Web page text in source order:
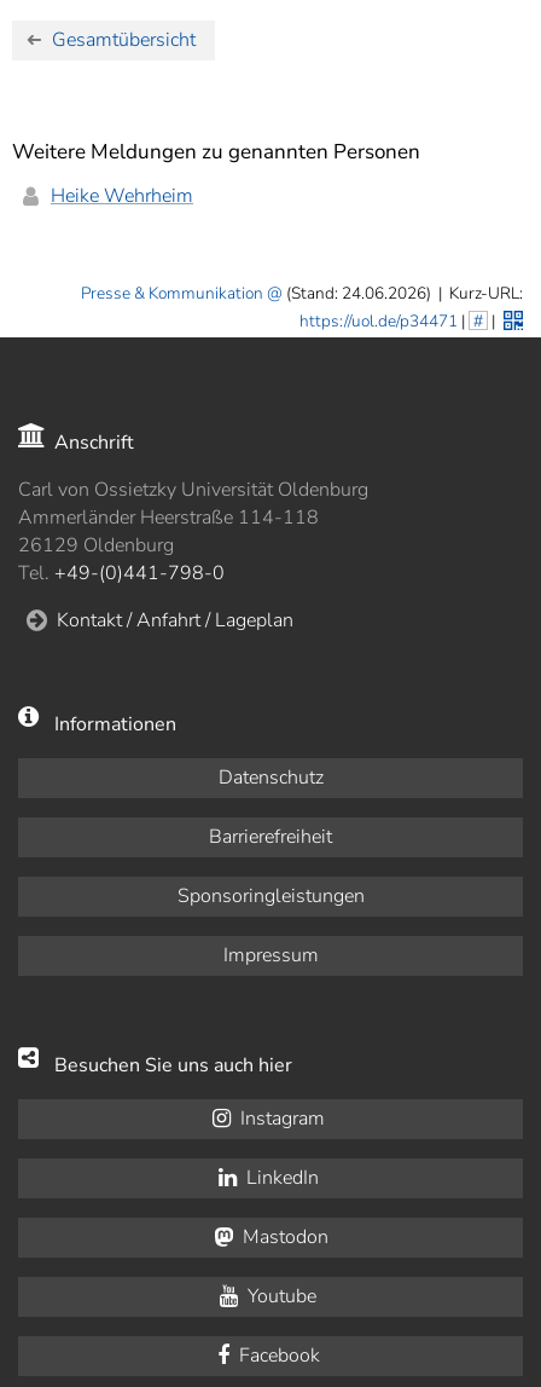
Gesamtübersicht
Weitere Meldungen zu genannten Personen
Heike Wehrheim
Presse & Kommunikation (Stand: 24.06.2026) | Kurz-URL:
https://uol.de/p34471 | # |
Anschrift
Carl von Ossietzky Universität Oldenburg
Ammerländer Heerstraße 114-118
26129 Oldenburg
Tel. +49-(0)441-798-0
Kontakt / Anfahrt / Lageplan
Informationen
Datenschutz
Barrierefreiheit
Sponsoringleistungen
Impressum
Besuchen Sie uns auch hier
Instagram
LinkedIn
Mastodon
Youtube
Facebook